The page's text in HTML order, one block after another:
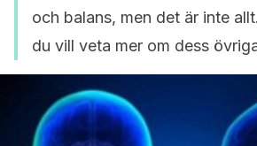
och balans, men det är inte
du vill veta mer om dess